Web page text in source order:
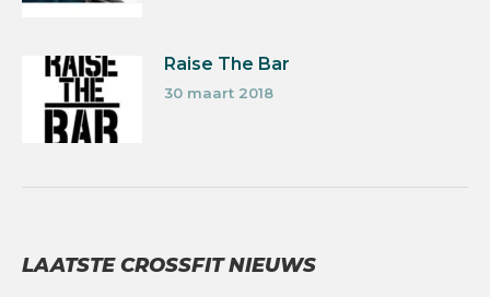
Raise The Bar
30 maart 2018
LAATSTE CROSSFIT NIEUWS